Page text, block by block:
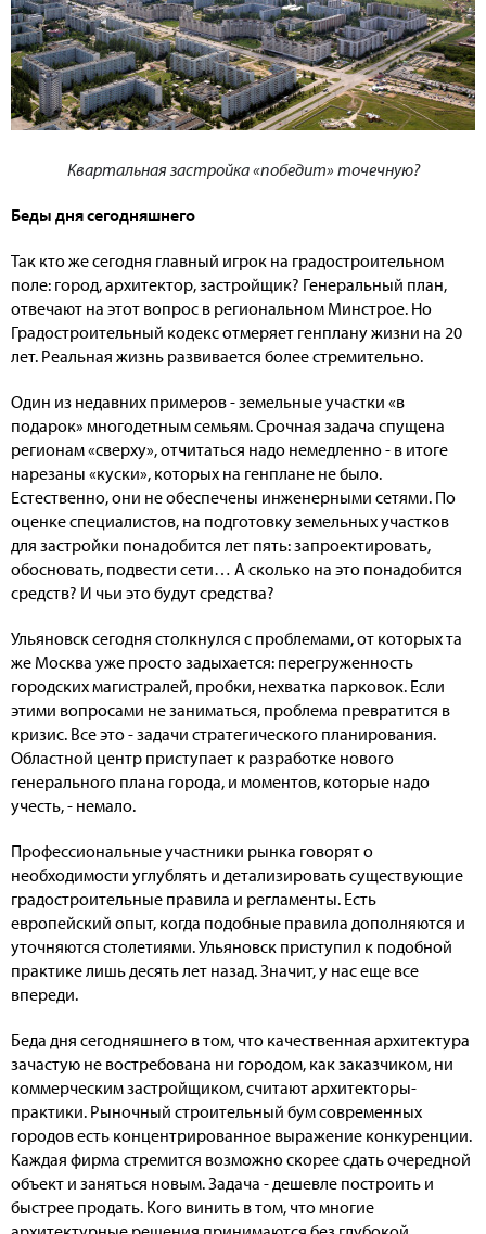
Квартальная застройка «победит» точечную?
Беды дня сегодняшнего
Так кто же сегодня главный игрок на градостроительном
поле: город, архитектор, застройщик? Генеральный план,
отвечают на этот вопрос в региональном Минстрое. Но
Градостроительный кодекс отмеряет генплану жизни на 20
лет. Реальная жизнь развивается более стремительно.
Один из недавних примеров - земельные участки «в
подарок» многодетным семьям. Срочная задача спущена
регионам «сверху», отчитаться надо немедленно - в итоге
нарезаны «куски», которых на генплане не было.
Естественно, они не обеспечены инженерными сетями. По
оценке специалистов, на подготовку земельных участков
для застройки понадобится лет пять: запроектировать,
обосновать, подвести сети… А сколько на это понадобится
средств? И чьи это будут средства?
Ульяновск сегодня столкнулся с проблемами, от которых та
же Москва уже просто задыхается: перегруженность
городских магистралей, пробки, нехватка парковок. Если
этими вопросами не заниматься, проблема превратится в
кризис. Все это - задачи стратегического планирования.
Областной центр приступает к разработке нового
генерального плана города, и моментов, которые надо
учесть, - немало.
Профессиональные участники рынка говорят о
необходимости углублять и детализировать существующие
градостроительные правила и регламенты. Есть
европейский опыт, когда подобные правила дополняются и
уточняются столетиями. Ульяновск приступил к подобной
практике лишь десять лет назад. Значит, у нас еще все
впереди.
Беда дня сегодняшнего в том, что качественная архитектура
зачастую не востребована ни городом, как заказчиком, ни
коммерческим застройщиком, считают архитекторы-
практики. Рыночный строительный бум современных
городов есть концентрированное выражение конкуренции.
Каждая фирма стремится возможно скорее сдать очередной
объект и заняться новым. Задача - дешевле построить и
быстрее продать. Кого винить в том, что многие